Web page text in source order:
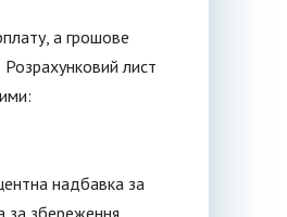
а грошове
лист
надбавка за
за збереження